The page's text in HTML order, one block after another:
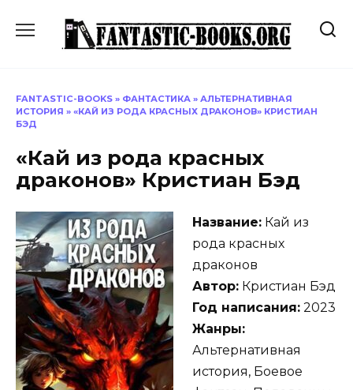
содержанию
FANTASTIC-BOOKS » ФАНТАСТИКА » АЛЬТЕРНАТИВНАЯ
ИСТОРИЯ » «КАЙ ИЗ РОДА КРАСНЫХ ДРАКОНОВ» КРИСТИАН
БЭД
«Кай из рода красных
драконов» Кристиан Бэд
Название: Кай из
рода красных
драконов
Автор: Кристиан Бэд
Год написания: 2023
Жанры:
Альтернативная
история, Боевое